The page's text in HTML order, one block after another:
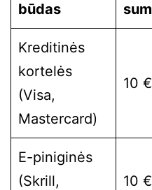
būdas
Kreditinės
kortelės
(Visa,
Mastercard)
10 €
E-piniginės
(Skrill,
10 €